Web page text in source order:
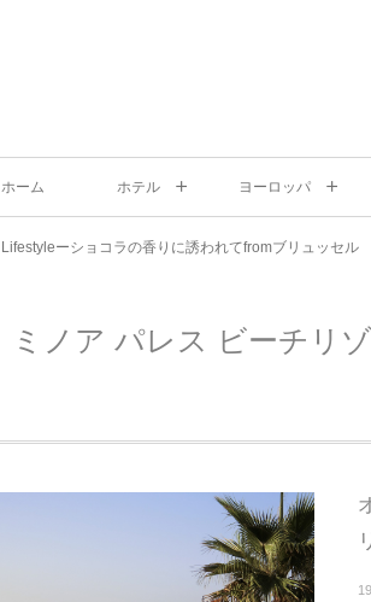
ホーム ホテル ヨーロッパ
Lifestyleーショコラの香りに誘われてfromブリュッセル
ミノア パレス ビーチリ
19